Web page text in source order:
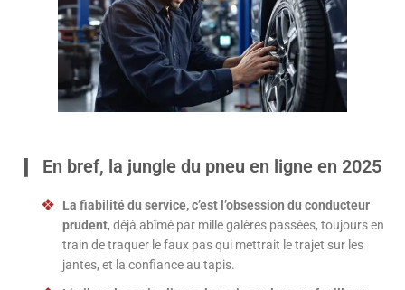
En bref, la jungle du pneu en ligne en 2025
La fiabilité du service, c’est l’obsession du conducteur
prudent, déjà abîmé par mille galères passées, toujours en
train de traquer le faux pas qui mettrait le trajet sur les
jantes, et la confiance au tapis.